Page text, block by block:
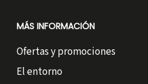
MÁS INFORMACIÓN
Ofertas y promociones
El entorno